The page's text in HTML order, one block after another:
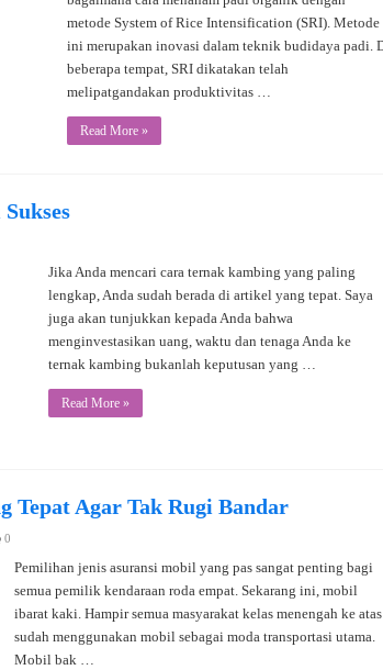
metode System of Rice Intensification (SRI). Metode
ini merupakan inovasi dalam teknik budidaya padi.
beberapa tempat, SRI dikatakan telah
melipatgandakan produktivitas …
Read More »
Jika Anda mencari cara ternak kambing yang paling
lengkap, Anda sudah berada di artikel yang tepat. Saya
juga akan tunjukkan kepada Anda bahwa
menginvestasikan uang, waktu dan tenaga Anda ke
ternak kambing bukanlah keputusan yang …
Read More »
Tepat Agar Tak Rugi Bandar
0
Pemilihan jenis asuransi mobil yang pas sangat penting bagi
semua pemilik kendaraan roda empat. Sekarang ini, mobil
ibarat kaki. Hampir semua masyarakat kelas menengah ke atas
sudah menggunakan mobil sebagai moda transportasi utama.
Mobil bak …